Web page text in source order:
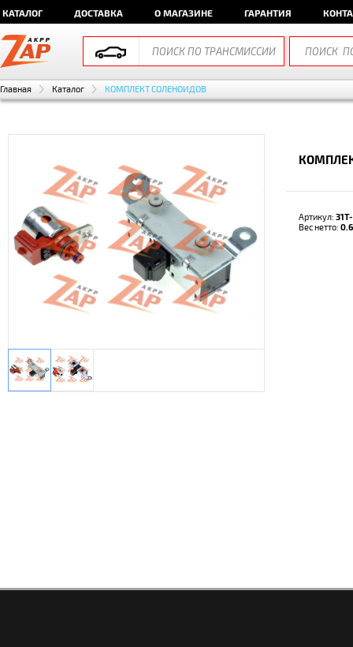
КАТАЛОГ ДОСТАВКА О МАГАЗИНЕ ГАРАНТИЯ
Главная Каталог КОМПЛЕКТ СОЛЕНОИДОВ
Артикул:
Вес нетто: